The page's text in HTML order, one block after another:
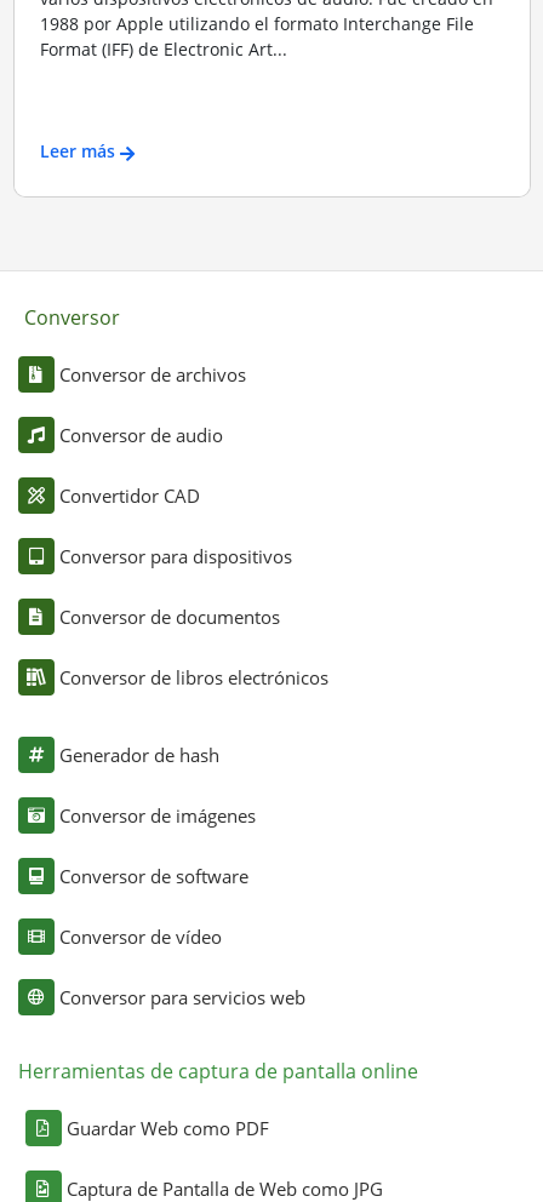
1988 por Apple utilizando el formato Interchange File
Format (IFF) de Electronic Art...
Leer más
Conversor
Conversor de archivos
Conversor de audio
Convertidor CAD
Conversor para dispositivos
Conversor de documentos
Conversor de libros electrónicos
Generador de hash
Conversor de imágenes
Conversor de software
Conversor de vídeo
Conversor para servicios web
Herramientas de captura de pantalla online
Guardar Web como PDF
Captura de Pantalla de Web como JPG